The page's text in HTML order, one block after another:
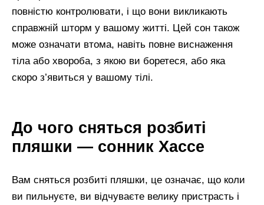
повністю контролювати, і що вони викликають
справжній шторм у вашому житті. Цей сон також
може означати втома, навіть повне виснаження
тіла або хвороба, з якою ви боретеся, або яка
скоро з’явиться у вашому тілі.
До чого сняться розбиті
пляшки — сонник Хассе
Вам сняться розбиті пляшки, це означає, що коли
ви пильнуєте, ви відчуваєте велику пристрасть і